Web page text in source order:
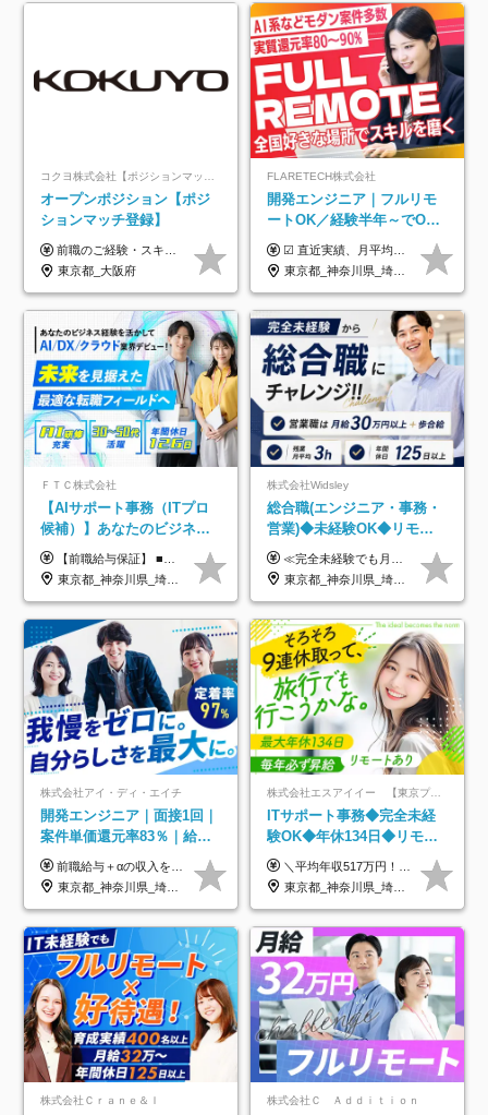
コクヨ株式会社【ポジションマッチ登録】
オープンポジション【ポジ
ションマッチ登録】
前職のご経験・スキル等を考慮して決定します。
東京都_大阪府
FLARETECH株式会社
開発エンジニア｜フルリモ
ートOK／経験半年～でOK
／実質還元率80～90%／前
給保証／AI系など最先端案
件多数
☑︎ 直近実績、月平均17,000円の昇給 ☑︎ 前職給与100%保証 ☑︎ 実質還元率80～90% ☑︎ 待機時も給与は満額支給 月給35万円～70万円＋交通費など各種手当 ※想定年収：4,200,000円～10,560,000円 ※経験・能力等を考慮の上で決定します。 ※上記金額には、みなし残業手当（50時間分・104,000円～212,000円）を含みます。超過分は別途追加支給します。 ┗残業時間は月平均10時間、多い時でも20時間程度と安定しております ★単価連動型の給与体系ではないため、万が一待機になってもその間の給与は満額支給しています。 ＜1年間の昇給事例をご紹介！＞ ・20代/フロントエンドエンジニア：月給274,000円→月給362,000円（＋88,000円/月） ・20代/iOSエンジニア：月給237,000円→月給287,000円（＋50,000円/月） ・20代/Androidエンジニア：月給316,000円→月給374,000円（＋58,000円/月） ・30代/Javaエンジニア（上流）：月給340,000円→月給418,000円（＋78,000円/月） ・30代/PMO：月給340,000円→月給418,000円（＋78,000円/月）
東京都_神奈川県_埼玉県_千葉県_大阪府_愛知県_北海道_青森県_岩手県_宮城県_秋田県_山形県_福島県_茨城県_栃木県_群馬県_新潟県_山梨県_長野県_富山県_石川県_福井県_静岡県_岐阜県_三重県_兵庫県_京都府_滋賀県_奈良県_和歌山県_広島県_岡山県_鳥取県_島根県_山口県_徳島県_香川県_愛媛県_高知県_福岡県_熊本県_佐賀県_長崎県_大分県_宮崎県_鹿児島県_沖縄県
ＦＴＣ株式会社
【AIサポート事務（ITプロ
候補）】あなたのビジネス
経験をAI業界で活かす◆IT
未経験OK◆目指せるコンサ
ル
【前職給与保証】 ■未経験者： 月給30万円～35万円 ■ローキャリア（経験目安1年程度）： 月給35万円～40万円 ■経験者（経験目安3年以上）： 月給40万円～60万円 ■即戦力（経験目安5年以上）： 月給45万円～80万円 ※上記金額には固定残業代30時間分 【未経験者5万5000円～7万3000円、 ローキャリア6万4000円～7万3000円、 経験者5万8000円～10万9000円、 即戦力8万2000円～14万5000円】を含みます。 ※30時間を超える場合は追加で全額支給します。 ※経験・能力・前職給与などを総合的に評価したうえでご納得いただけるよう個別決定。 未経験者の場合、前職給与とポテンシャルを査定のうえ決定いたします。 ※日本国内でのIT業界経験、または同等の実務経験と能力に応じて決定します。 ※前職給与は日本円かつ、日本国内での実績に基づき評価します。 【納得の評価システム】 ★クォーター毎に査定する評価制度導入！ 明確な評価基準で翌年度年収を上げましょう！ ★評価対象期間に在籍中のほとんどの社員が昇給し 年収アップを実現しています！ ★様々なインセンティブ制度を用意し多角的に正当評価しています！ ※試用期間6カ月（期間中の待遇等に差異なし）
東京都_神奈川県_埼玉県_千葉県
株式会社Widsley
総合職(エンジニア・事務・
営業)◆未経験OK◆リモー
トあり◆残業月3h◆服装髪
型自由
≪完全未経験でも月給40万円以上も可能です！≫ -------------- 【1】ITエンジニア 月給26万円～50万円＋プロジェクト手当＋資格手当 【2】IT事務、営業事務 月給26万円～50万円＋プロジェクト手当＋資格手当 ≪【1】【2】共通≫ ★上記給与には固定残業代20時間分(月3万719円～)を含みます。残業が超過した場合は、追加支給します(残業は月平均3時間とほぼ発生しません。残業がなくても、固定残業代は支給されます) ★試用期間6ヵ月あり（期間中は月給23万1000円～。固定残業代20時間分3万719円～を含む／超過分は別途支給） -------------- 【3】SES営業、SaaS営業 月給30万円以上＋インセンティブ＋各種手当 ★上記給与には固定残業代45時間分(月7万6967円～)を含みます。残業が超過した場合は、追加支給します(残業は月平均3時間とほぼ発生しません。残業がなくても、固定残業代は支給されます) ★試用期間6ヵ月あり(期間中も給与や福利厚生は同じです)
東京都_神奈川県_埼玉県_千葉県_大阪府_愛知県_北海道_青森県_岩手県_宮城県_秋田県_山形県_福島県_茨城県_栃木県_群馬県_新潟県_山梨県_長野県_富山県_石川県_福井県_静岡県_岐阜県_三重県_兵庫県_京都府_滋賀県_奈良県_和歌山県_広島県_岡山県_鳥取県_島根県_山口県_徳島県_香川県_愛媛県_高知県_福岡県_熊本県_佐賀県_長崎県_大分県_宮崎県_鹿児島県_沖縄県
株式会社アイ・ディ・エイチ
開発エンジニア｜面接1回｜
案件単価還元率83％｜給与
UP保証｜年休140日｜在宅
利用率9割｜独立支援・副業
制度
前職給与＋αの収入を保証 月給42万円～120万円＋各種手当＋賞与 給与基準が明確かつ高還元です。 一人ひとりが安定した環境のもと、長く活躍できる職場を目指しています。 ※平均年収650万円 ・還元率83％ ・各種手当について 職能手当／職務手当／資格手当／営業手当 など ※前職での経験・能力、給与などを考慮の上、当社規定により優遇いたします ※試用期間あり（3ヶ月／期間中の条件に変動はありません） ※上記金額には固定残業代（78,948円～225,564円/月30時間分）を含みます 超過分は別途全額支給いたします ・年収UPを保証 過去には転職時に〈年収200万円UP〉したエンジニアも在籍しています。入社時だけでなく、入社後も安心の給与水準で働ける環境です。キャリアや技術力が正当に評価されていないと感じていたら、一度面接でお話ししましょう！ 当社では管理職の人数は最低限にし、無駄な管理をしません。その費用削減分を社員の給与に還元しています！
東京都_神奈川県_埼玉県_千葉県_大阪府_愛知県_北海道_青森県_岩手県_宮城県_秋田県_山形県_福島県_茨城県_栃木県_群馬県_新潟県_山梨県_長野県_富山県_石川県_福井県_静岡県_岐阜県_三重県_兵庫県_京都府_滋賀県_奈良県_和歌山県_広島県_岡山県_鳥取県_島根県_山口県_徳島県_香川県_愛媛県_高知県_福岡県_熊本県_佐賀県_長崎県_大分県_宮崎県_鹿児島県_沖縄県
株式会社エスアイイー 【東京プロマーケット上場】
ITサポート事務◆完全未経
験OK◆年休134日◆リモー
トOK◆残業月7h以下◆賞与
年3回◆5年目まで必ず昇給
＼平均年収517万円！入社5年目まで毎年必ず昇給／ ■賞与年3回 ■年収800万円以上も可 ■入社3年以上の平均年収469.2万円 月給23万2000円以上＋賞与年3回＋各種手当 ☆入社5年目まで最大1万5000円の定期昇給を確約 ┃各種手当充実 ・規定の資格を取得すれば、2000円～5万円を毎月支給（2万4000円～60万円／年） ・研修中に取得した取得率95％の資格でも研修後の給料UP ※月給は年齢・経験・能力を考慮して、優遇いたします ※上記月給金額は固定残業代（20時間/3万1300円円以上）を含み、超過分は別途支給いたします ※試用期間（6ヶ月）は月給に変動はありますが、その他待遇に差異はありません ├入社後1ヶ月～3ヶ月間は、月給20万1900円となります └上記金額は固定残業代（10時間／1万6000円）を含み、超過分は別途支給いたします
東京都_神奈川県_埼玉県_千葉県_大阪府_愛知県_北海道_青森県_岩手県_宮城県_秋田県_山形県_福島県_茨城県_栃木県_群馬県_新潟県_山梨県_長野県_富山県_石川県_福井県_静岡県_岐阜県_三重県_兵庫県_京都府_滋賀県_奈良県_和歌山県_広島県_岡山県_鳥取県_島根県_山口県_徳島県_香川県_愛媛県_高知県_福岡県_熊本県_佐賀県_長崎県_大分県_宮崎県_鹿児島県_沖縄県
株式会社Ｃｒａｎｅ＆Ｉ 株式会社Ｃ Ａｄｄｉｔｉｏｎ